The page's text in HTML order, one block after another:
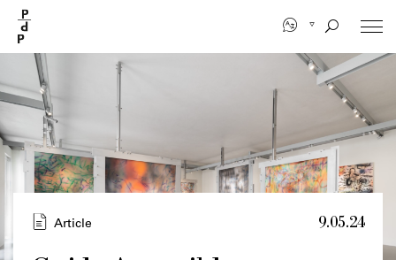
contenu
principal
Article 9.05.24